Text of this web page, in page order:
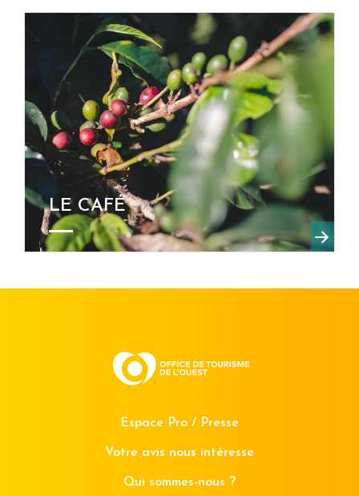
LE CAFÉ
Espace Pro / Presse
Votre avis nous intéresse
Qui sommes-nous ?